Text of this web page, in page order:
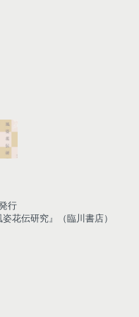
行
花伝研究』（臨川書店）